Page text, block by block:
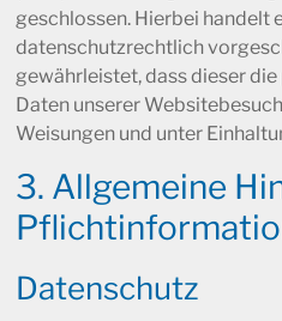
geschlossen. Hierbei handelt
datenschutzrechtlich
gewährleistet, dass dieser
Daten unserer
Weisungen und unter
3. Allgemeine
Datenschutz